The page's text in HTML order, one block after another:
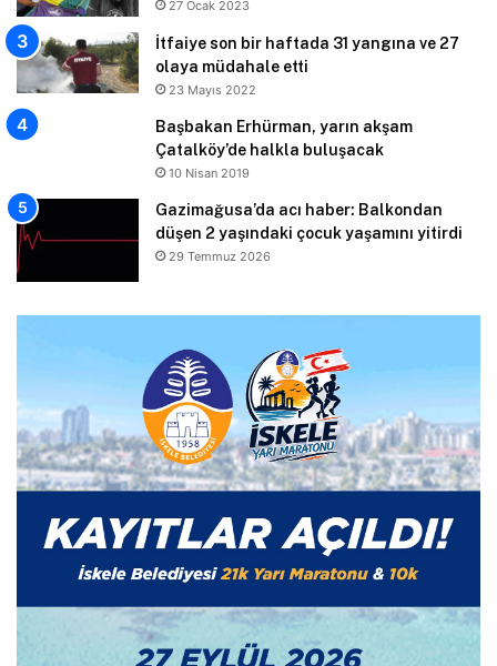
27 Ocak 2023
İtfaiye son bir haftada 31 yangına ve 27
olaya müdahale etti
23 Mayıs 2022
Başbakan Erhürman, yarın akşam
Çatalköy’de halkla buluşacak
10 Nisan 2019
Gazimağusa’da acı haber: Balkondan
düşen 2 yaşındaki çocuk yaşamını yitirdi
29 Temmuz 2026